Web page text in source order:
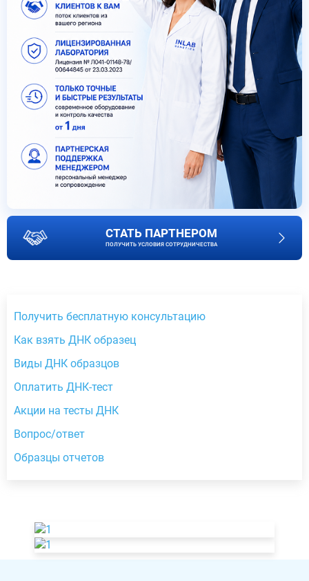
СТАТЬ ПАРТНЕРОМ
ПОЛУЧИТЬ УСЛОВИЯ СОТРУДНИЧЕСТВА
Получить бесплатную консультацию
Как взять ДНК образец
Виды ДНК образцов
Оплатить ДНК-тест
Акции на тесты ДНК
Вопрос/ответ
Образцы отчетов